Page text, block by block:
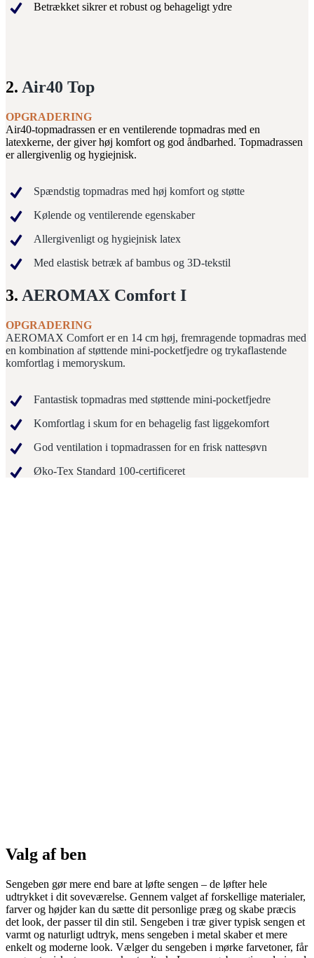
Betrækket sikrer et robust og behageligt ydre
2. Air40 Top
OPGRADERING
Air40-topmadrassen er en ventilerende topmadras med en
latexkerne, der giver høj komfort og god åndbarhed. Topmadrassen
er allergivenlig og hygiejnisk.
Spændstig topmadras med høj komfort og støtte
Kølende og ventilerende egenskaber
Allergivenligt og hygiejnisk latex
Med elastisk betræk af bambus og 3D-tekstil
3. AEROMAX Comfort I
OPGRADERING
AEROMAX Comfort er en 14 cm høj, fremragende topmadras med
en kombination af støttende mini-pocketfjedre og trykaflastende
komfortlag i memoryskum.
Fantastisk topmadras med støttende mini-pocketfjedre
Komfortlag i skum for en behagelig fast liggekomfort
God ventilation i topmadrassen for en frisk nattesøvn
Øko-Tex Standard 100-certificeret
Valg af ben
Sengeben gør mere end bare at løfte sengen – de løfter hele
udtrykket i dit soveværelse. Gennem valget af forskellige materialer,
farver og højder kan du sætte dit personlige præg og skabe præcis
det look, der passer til din stil. Sengeben i træ giver typisk sengen et
varmt og naturligt udtryk, mens sengeben i metal skaber et mere
enkelt og moderne look. Vælger du sengeben i mørke farvetoner, får